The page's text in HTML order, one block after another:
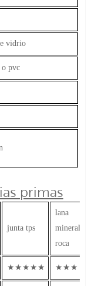
vidrio
o pvc
primas
junta tps
lana
mineral de
roca
★★★★★ ★★★